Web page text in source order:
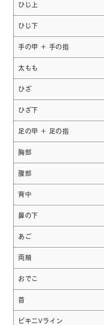
ひじ上
ひじ下
手の甲 ＋ 手の指
太もも
ひざ
ひざ下
足の甲 ＋ 足の指
胸部
腹部
背中
鼻の下
あご
両頬
おでこ
首
ビキニVライン